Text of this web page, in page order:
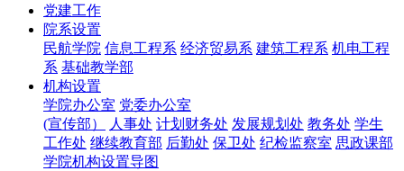
党建工作
院系设置
民航学院 信息工程系 经济贸易系 建筑工程系 机电工程
系 基础教学部
机构设置
学院办公室 党委办公室
(宣传部）
人事处 计划财务处 发展规划处 教务处 学生
工作处 继续教育部 后勤处 保卫处 纪检监察室 思政课部
学院机构设置导图